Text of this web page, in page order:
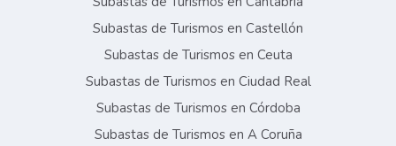
Subastas de Turismos en Castellón
Subastas de Turismos en Ceuta
Subastas de Turismos en Ciudad Real
Subastas de Turismos en Córdoba
Subastas de Turismos en A Coruña